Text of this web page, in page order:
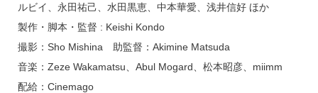
ルビイ、永田祐己、水田黒恵、中本華愛、浅井信好 ほか
製作・脚本・監督 : Keishi Kondo
撮影：Sho Mishina 助監督：Akimine Matsuda
音楽：Zeze Wakamatsu、Abul Mogard、松本昭彦、miimm
配給：Cinemago